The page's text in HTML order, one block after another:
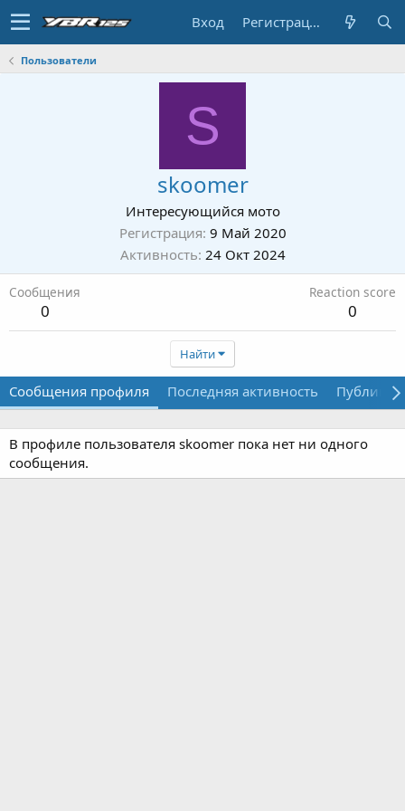
Вход Регистрация
Пользователи
S
skoomer
Интересующийся мото
Регистрация 9 Май 2020
Активность 24 Окт 2024
Сообщения
0
Reaction score
0
Найти
Сообщения профиля Последняя активность
В профиле пользователя skoomer пока нет ни одного
сообщения.